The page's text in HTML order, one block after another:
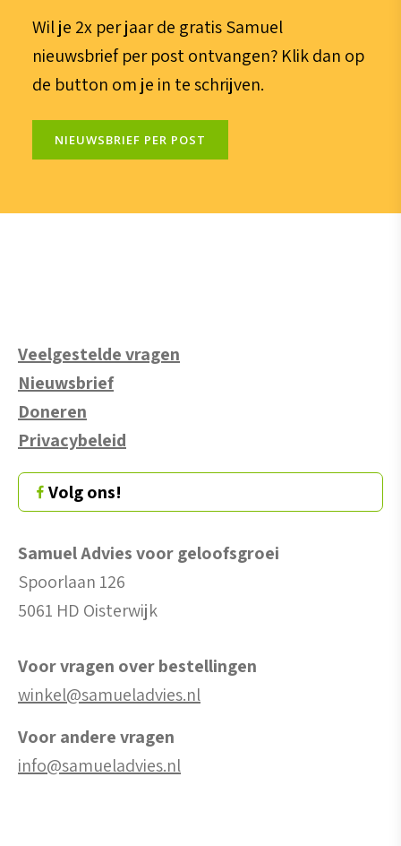
Wil je 2x per jaar de gratis Samuel
nieuwsbrief per post ontvangen? Klik dan op
de button om je in te schrijven.
NIEUWSBRIEF PER POST
Veelgestelde vragen
Nieuwsbrief
Doneren
Privacybeleid
Volg ons!
Samuel Advies voor geloofsgroei
Spoorlaan 126
5061 HD Oisterwijk
Voor vragen over bestellingen
winkel@samueladvies.nl
Voor andere vragen
info@samueladvies.nl